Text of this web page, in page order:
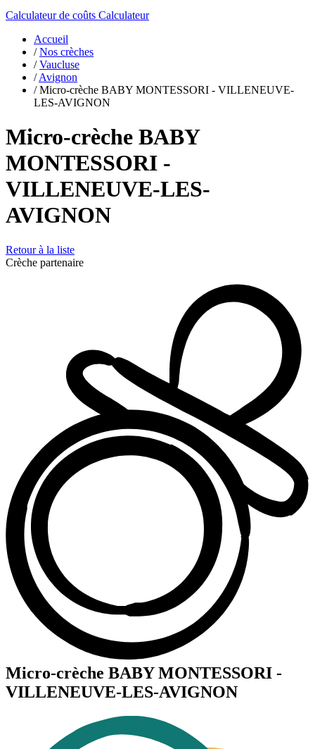
Calculateur de coûts Calculateur
Accueil
/ Nos crèches
/ Vaucluse
/ Avignon
/ Micro-crèche BABY MONTESSORI - VILLENEUVE-
LES-AVIGNON
Micro-crèche BABY
MONTESSORI -
VILLENEUVE-LES-
AVIGNON
Retour à la liste
Crèche partenaire
Micro-crèche BABY MONTESSORI -
VILLENEUVE-LES-AVIGNON